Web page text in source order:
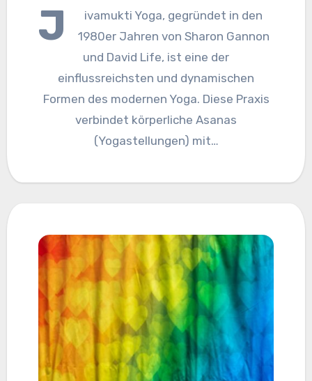
J
ivamukti Yoga, gegründet in den
1980er Jahren von Sharon Gannon
und David Life, ist eine der
einflussreichsten und dynamischen
Formen des modernen Yoga. Diese Praxis
verbindet körperliche Asanas
(Yogastellungen) mit…